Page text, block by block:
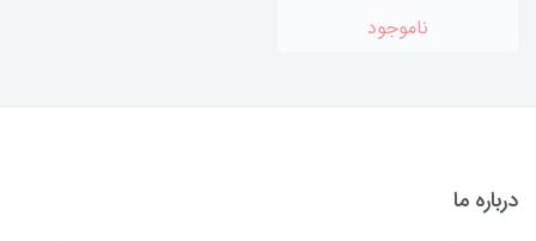
ناموجود
درباره ما